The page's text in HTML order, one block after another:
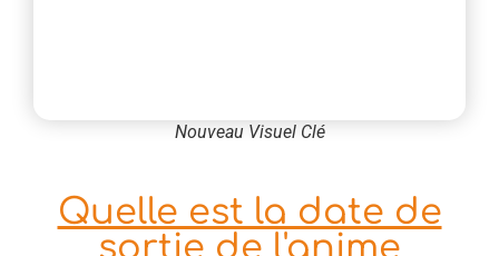
Nouveau Visuel Clé
Quelle est la date de
sortie de l'anime